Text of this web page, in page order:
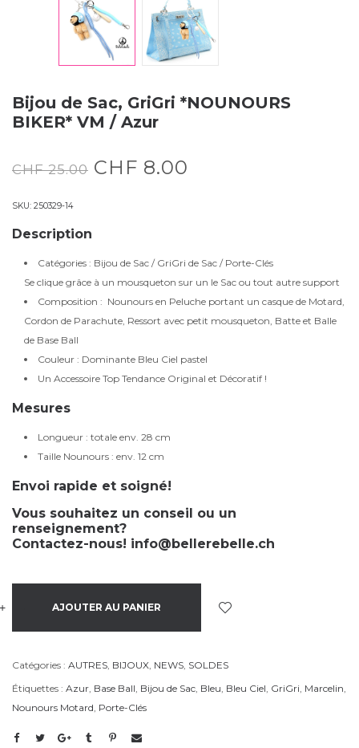
Bijou de Sac, GriGri *NOUNOURS
BIKER* VM / Azur
CHF25.00 CHF 8.00
SKU: 250329-14
Description
Catégories : Bijou de Sac / GriGri de Sac / Porte-Clés
Se clique grâce à un mousqueton sur un le Sac ou tout autre support
Composition : Nounours en Peluche portant un casque de Motard,
Cordon de Parachute, Ressort avec petit mousqueton, Batte et Balle
de Base Ball
Couleur : Dominante Bleu Ciel pastel
Un Accessoire Top Tendance Original et Décoratif !
Mesures
Longueur : totale env. 28 cm
Taille Nounours : env. 12 cm
Envoi rapide et soigné!
Vous souhaitez un conseil ou un
renseignement?
Contactez-nous! info@bellerebelle.ch
+ AJOUTER AU PANIER
Catégories : AUTRES, BIJOUX, NEWS, SOLDES
Étiquettes : Azur, Base Ball, Bijou de Sac, Bleu, Bleu Ciel, GriGri, Marcelin,
Nounours Motard, Porte-Clés